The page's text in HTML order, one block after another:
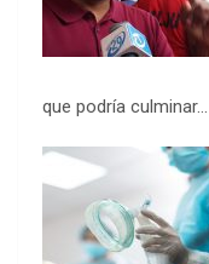
que podría culminar…